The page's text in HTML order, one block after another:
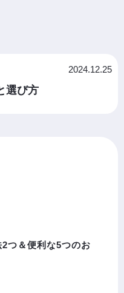
2024.12.25
選び方
つ＆便利な5つのお